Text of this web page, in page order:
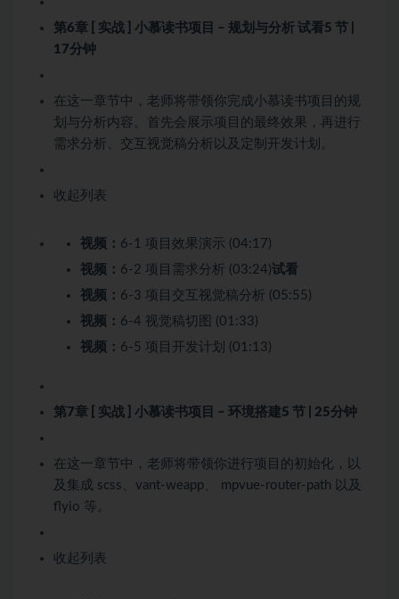
第6章 [ 实战 ] 小慕读书项目 – 规划与分析 试看5 节 |
17分钟
在这一章节中，老师将带领你完成小慕读书项目的规
划与分析内容。首先会展示项目的最终效果，再进行
需求分析、交互视觉稿分析以及定制开发计划。
收起列表
视频： 6-1 项目效果演示 (04:17)
视频： 6-2 项目需求分析 (03:24)试看
视频： 6-3 项目交互视觉稿分析 (05:55)
视频： 6-4 视觉稿切图 (01:33)
视频： 6-5 项目开发计划 (01:13)
第7章 [ 实战 ] 小慕读书项目 – 环境搭建5 节 | 25分钟
在这一章节中，老师将带领你进行项目的初始化，以
及集成 scss、vant-weapp、 mpvue-router-path 以及
flyio 等。
收起列表